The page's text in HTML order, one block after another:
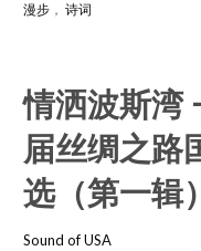
漫步， 诗词
情洒波斯湾
届丝绸之路
选（第一辑
Sound of USA